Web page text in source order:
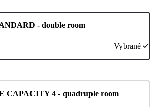
- double room
Vybrané
CAPACITY 4 - quadruple room